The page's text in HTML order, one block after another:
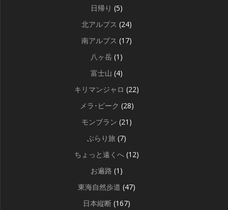
日帰り (5)
北アルプス (24)
南アルプス (17)
八ヶ岳 (1)
富士山 (4)
キリマンジャロ (22)
メラ･ピーク (28)
モンブラン (21)
ぶらり旅 (7)
ちょっと遠くへ (12)
お遍路 (1)
東海自然歩道 (47)
日本縦断 (167)